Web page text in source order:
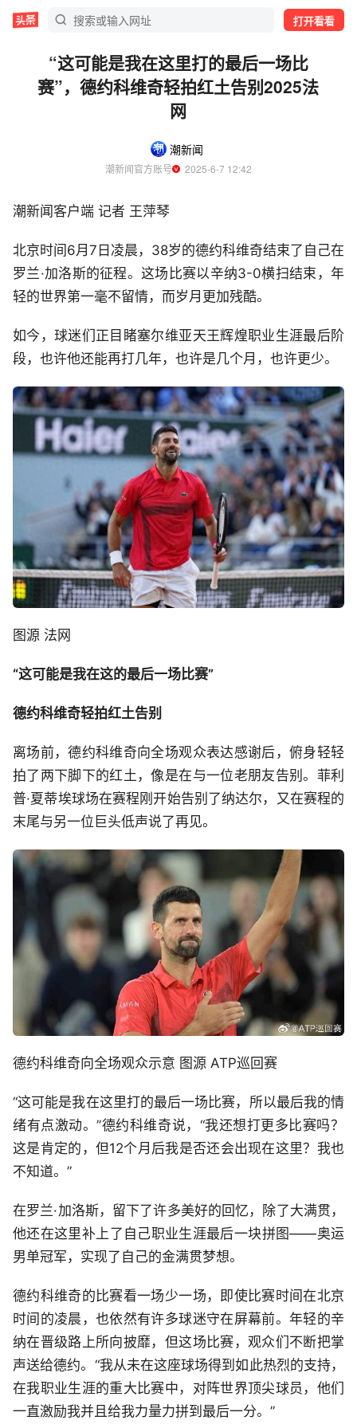
打开看看
“这可能是我在这里打的最后一场比
赛”，德约科维奇轻拍红土告别2025法
网
潮新闻
潮新闻官方账号
  2025-6-7 12:42
潮新闻客户端 记者 王萍琴
北京时间6月7日凌晨，38岁的德约科维奇结束了自己在
罗兰·加洛斯的征程。这场比赛以辛纳3-0横扫结束，年
轻的世界第一毫不留情，而岁月更加残酷。
如今，球迷们正目睹塞尔维亚天王辉煌职业生涯最后阶
段，也许他还能再打几年，也许是几个月，也许更少。
图源 法网
“这可能是我在这的最后一场比赛”
德约科维奇轻拍红土告别
离场前，德约科维奇向全场观众表达感谢后，俯身轻轻
拍了两下脚下的红土，像是在与一位老朋友告别。菲利
普·夏蒂埃球场在赛程刚开始告别了纳达尔，又在赛程的
末尾与另一位巨头低声说了再见。
德约科维奇向全场观众示意 图源 ATP巡回赛
“这可能是我在这里打的最后一场比赛，所以最后我的情
绪有点激动。”德约科维奇说，“我还想打更多比赛吗？
这是肯定的，但12个月后我是否还会出现在这里？我也
不知道。”
在罗兰·加洛斯，留下了许多美好的回忆，除了大满贯，
他还在这里补上了自己职业生涯最后一块拼图——奥运
男单冠军，实现了自己的金满贯梦想。
德约科维奇的比赛看一场少一场，即使比赛时间在北京
时间的凌晨，也依然有许多球迷守在屏幕前。年轻的辛
纳在晋级路上所向披靡，但这场比赛，观众们不断把掌
声送给德约。“我从未在这座球场得到如此热烈的支持，
在我职业生涯的重大比赛中，对阵世界顶尖球员，他们
一直激励我并且给我力量力拼到最后一分。”